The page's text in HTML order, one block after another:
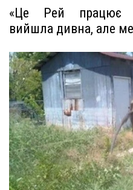
«Це Рей працює
вийшла дивна, але